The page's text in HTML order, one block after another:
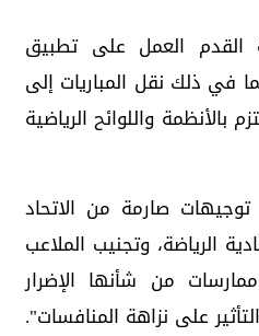
العمل على تطبيق
في ذلك نقل المباريات إلى
واللوائح الرياضية
صارمة من الاتحاد
الرياضة، وتجنيب الملاعب
من شأنها الإضرار
على نزاهة المنافسات".